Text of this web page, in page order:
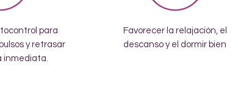
para
y retrasar
inmediata.
Favorecer la relajación, el
descanso y el dormir bien